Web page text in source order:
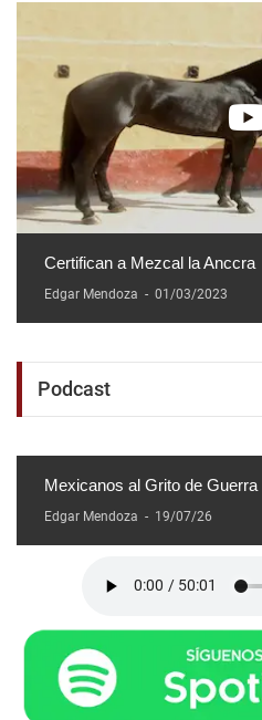
Certifican a Mezcal la Anccra
Edgar Mendoza - 01/03/2023
Podcast
Mexicanos al Grito de Guerra
Edgar Mendoza - 19/07/26